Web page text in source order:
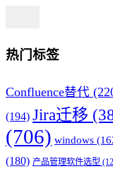
热门标签
Confluence替代
(194) Jira迁移
(706) windows
(180) 产品管理软件选型